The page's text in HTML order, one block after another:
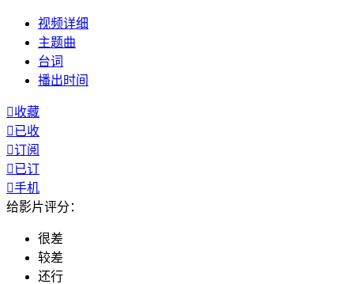
视频详细
主题曲
台词
播出时间
收藏
已收
订阅
已订
手机
给影片评分：
很差
较差
还行